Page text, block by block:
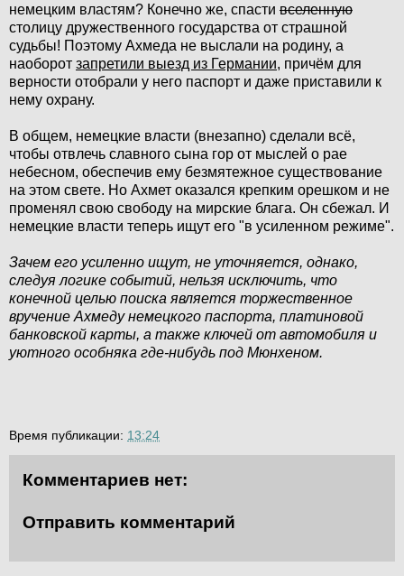
немецким властям? Конечно же, спасти вселенную
столицу дружественного государства от страшной
судьбы! Поэтому Ахмеда не выслали на родину, а
наоборот запретили выезд из Германии, причём для
верности отобрали у него паспорт и даже приставили к
нему охрану.
В общем, немецкие власти (внезапно) сделали всё,
чтобы отвлечь славного сына гор от мыслей о рае
небесном, обеспечив ему безмятежное существование
на этом свете. Но Ахмет оказался крепким орешком и не
променял свою свободу на мирские блага. Он сбежал. И
немецкие власти теперь ищут его "в усиленном режиме".
Зачем его усиленно ищут, не уточняется, однако,
следуя логике событий, нельзя исключить, что
конечной целью поиска является торжественное
вручение Ахмеду немецкого паспорта, платиновой
банковской карты, а также ключей от автомобиля и
уютного особняка где-нибудь под Мюнхеном.
Время публикации: 13:24
Комментариев нет:
Отправить комментарий